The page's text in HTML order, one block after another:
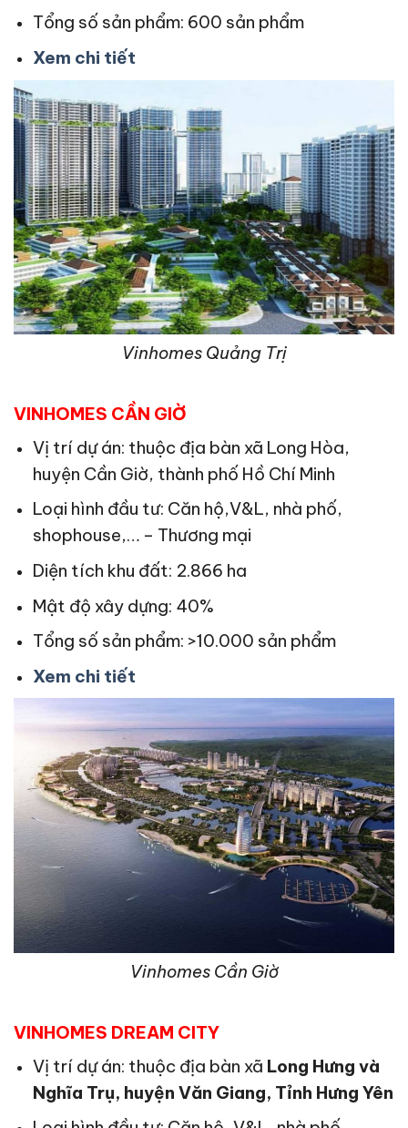
Tổng số sản phẩm: 600 sản phẩm
Xem chi tiết
Vinhomes Quảng Trị
VINHOMES CẦN GIỜ
Vị trí dự án: thuộc địa bàn xã Long Hòa,
huyện Cần Giờ, thành phố Hồ Chí Minh
Loại hình đầu tư: Căn hộ,V&L, nhà phố,
shophouse,… – Thương mại
Diện tích khu đất: 2.866 ha
Mật độ xây dựng: 40%
Tổng số sản phẩm: >10.000 sản phẩm
Xem chi tiết
Vinhomes Cần Giờ
VINHOMES DREAM CITY
Vị trí dự án: thuộc địa bàn xã Long Hưng và
Nghĩa Trụ, huyện Văn Giang, Tỉnh Hưng Yên